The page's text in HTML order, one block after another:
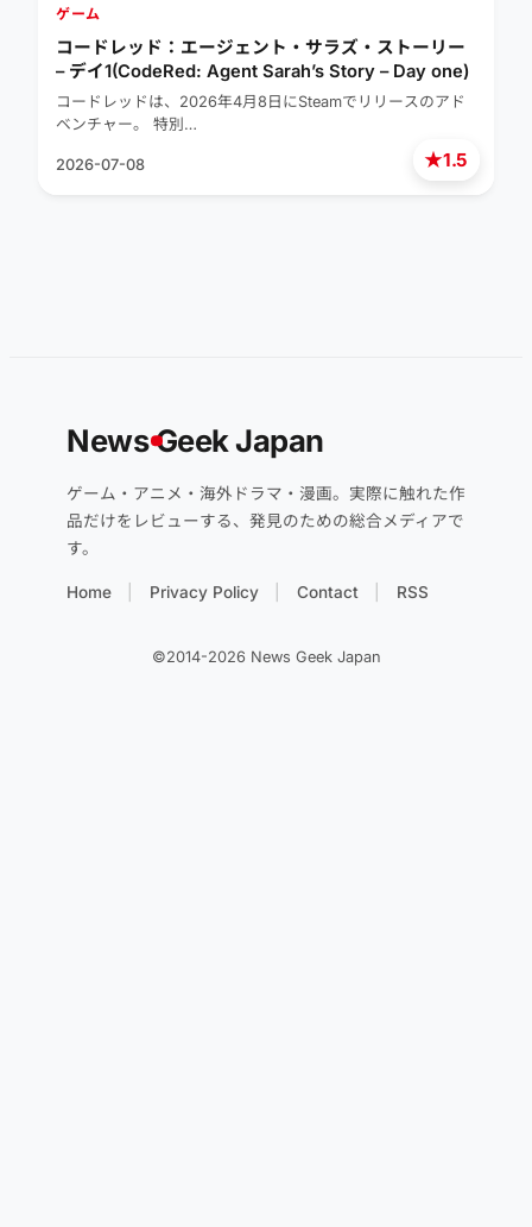
★1.5
ゲーム
コードレッド：エージェント・サラズ・ストーリー
– デイ1(CodeRed: Agent Sarah’s Story – Day one)
コードレッドは、2026年4月8日にSteamでリリースのアド
ベンチャー。 特別…
2026-07-08
NewsGeek Japan
ゲーム・アニメ・海外ドラマ・漫画。実際に触れた作
品だけをレビューする、発見のための総合メディアで
す。
Home Privacy Policy Contact RSS
©2014-2026 News Geek Japan